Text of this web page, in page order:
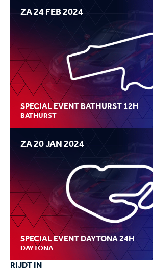
ZA 24 FEB 2024
SPECIAL EVENT BATHURST 12H
BATHURST
ZA 20 JAN 2024
SPECIAL EVENT DAYTONA 24H
DAYTONA
RIJDT IN